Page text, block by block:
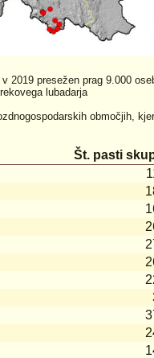
2019 presežen prag 9.000
lubadarja
območjih,
Št. pasti